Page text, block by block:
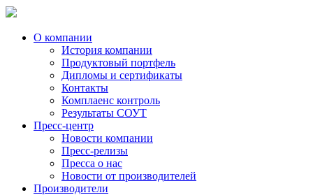
О компании
История компании
Продуктовый портфель
Дипломы и сертификаты
Контакты
Комплаенс контроль
Результаты СОУТ
Пресс-центр
Новости компании
Пресс-релизы
Пресса о нас
Новости от производителей
Производители